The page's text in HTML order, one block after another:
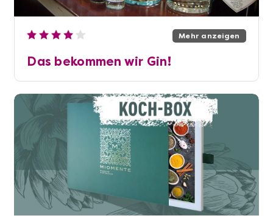
Mehr anzeigen
Das bekommen wir Gin!